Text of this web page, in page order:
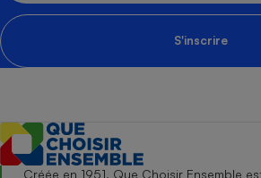
S'inscrire
Créée en 1951, Que Choisir Ensemble